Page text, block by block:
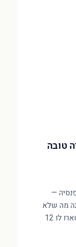
טובה
—
מה שלא
נאמר: מי שבאמת בסיכון זה מי שנשארו לו 12